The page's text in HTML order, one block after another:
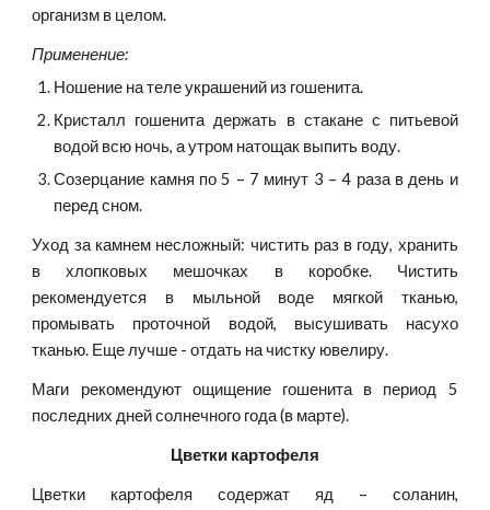
организм в целом.
Применение:
Ношение на теле украшений из гошенита.
Кристалл гошенита держать в стакане с питьевой
водой всю ночь, а утром натощак выпить воду.
Созерцание камня по 5 – 7 минут 3 – 4 раза в день и
перед сном.
Уход за камнем несложный: чистить раз в году, хранить
в хлопковых мешочках в коробке. Чистить
рекомендуется в мыльной воде мягкой тканью,
промывать проточной водой, высушивать насухо
тканью. Еще лучше - отдать на чистку ювелиру.
Маги рекомендуют ощищение гошенита в период 5
последних дней солнечного года (в марте).
Цветки картофеля
Цветки картофеля содержат яд – соланин,